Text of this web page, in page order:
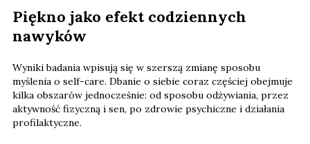
Piękno jako efekt codziennych
nawyków
Wyniki badania wpisują się w szerszą zmianę sposobu
myślenia o self-care. Dbanie o siebie coraz częściej obejmuje
kilka obszarów jednocześnie: od sposobu odżywiania, przez
aktywność fizyczną i sen, po zdrowie psychiczne i działania
profilaktyczne.